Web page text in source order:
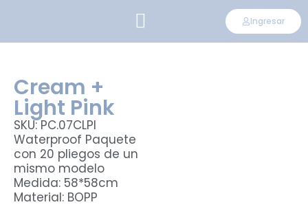
Ingresar
Cream +
Light Pink
SKU: PC.07CLPI
Waterproof Paquete
con 20 pliegos de un
mismo modelo
Medida: 58*58cm
Material: BOPP